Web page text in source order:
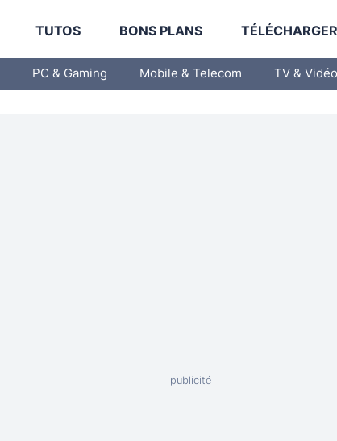
TUTOS BONS PLANS
PC & Gaming Mobile & Telecom TV & Vidéo